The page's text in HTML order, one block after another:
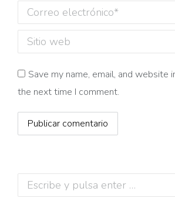
Correo electrónico *
Sitio web
Save my name, email, and website
the next time I comment.
Publicar comentario
Buscar: